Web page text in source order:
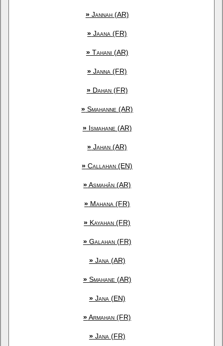
»Jannah (AR)
» Jaana (FR)
»Tahani (AR)
» Janna (FR)
»Dahan (FR)
» Smahanne (AR)
»Ismahane (AR)
» Jahan (AR)
» Callahan (EN)
»Asmahân (AR)
» Mahana (FR)
» Kayahan (FR)
»Galahan (FR)
»Jana (AR)
»Smahane (AR)
»Jana (EN)
»Armahan (FR)
»Jana (FR)